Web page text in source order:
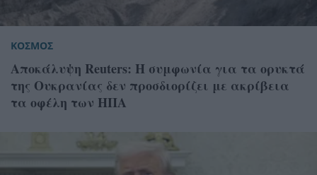
ΚΟΣΜΟΣ
Αποκάλυψη Reuters: Η συμφωνία για τα ορυκτά
της Ουκρανίας δεν προσδιορίζει με ακρίβεια
τα οφέλη των ΗΠΑ